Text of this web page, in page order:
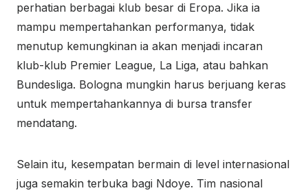
perhatian berbagai klub besar di Eropa. Jika ia
mampu mempertahankan performanya, tidak
menutup kemungkinan ia akan menjadi incaran
klub-klub Premier League, La Liga, atau bahkan
Bundesliga. Bologna mungkin harus berjuang keras
untuk mempertahankannya di bursa transfer
mendatang.
Selain itu, kesempatan bermain di level internasional
juga semakin terbuka bagi Ndoye. Tim nasional